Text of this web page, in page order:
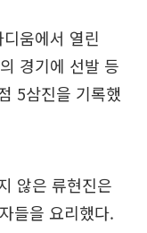
움에서 열린
경기에 선발 등
5삼진을 기록했
않은 류현진은
들을 요리했다.